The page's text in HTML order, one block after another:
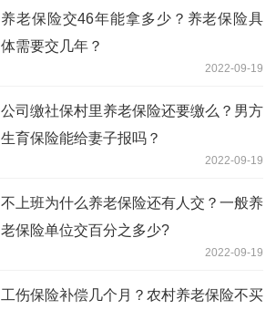
养老保险交46年能拿多少？养老保险具
体需要交几年？
2022-09-19
公司缴社保村里养老保险还要缴么？男方
生育保险能给妻子报吗？
2022-09-19
不上班为什么养老保险还有人交？一般养
老保险单位交百分之多少?
2022-09-19
工伤保险补偿几个月？农村养老保险不买